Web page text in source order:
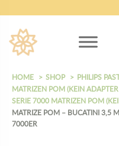
HOME SHOP
PHILIPS
MATRIZEN POM (KEIN
SERIE 7000 MATRIZEN POM
MATRIZE POM – BUCATINI 3,5
7000ER